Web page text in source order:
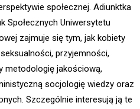
społecznej. Adiunktka
Społecznych Uniwersytetu
zajmuje się tym, jak kobiety
przyjemności,
metodologię jakościową,
socjologię wiedzy oraz
Szczególnie interesują ją te